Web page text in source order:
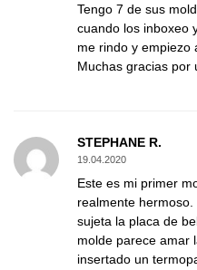
Tengo 7 de sus
cuando los inboxeo
me rindo y empiezo
Muchas gracias por
STEPHANE R.
19.04.2020
Este es mi primer
realmente
sujeta la placa de
molde parece amar
insertado un